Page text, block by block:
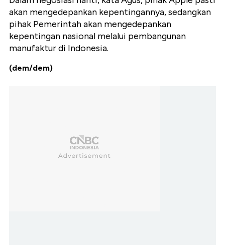
akan mengedepankan kepentingannya, sedangkan
pihak Pemerintah akan mengedepankan
kepentingan nasional melalui pembangunan
manufaktur di Indonesia.
(dem/dem)